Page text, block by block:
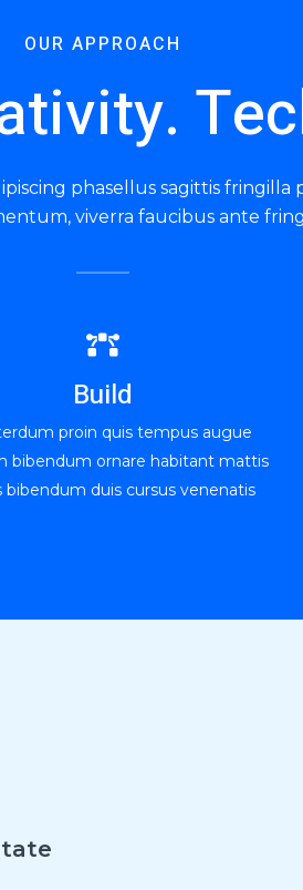
OUR APPROACH
phasellus sagittis
viverra faucibus ante
Build
proin quis tempus augue
bibendum ornare habitant mattis
bibendum duis cursus venenatis